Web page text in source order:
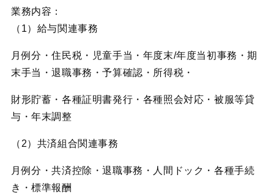
業務内容：
（1）給与関連事務
月例分・住民税・児童手当・年度末/年度当初事務・期
末手当・退職事務・予算確認・所得税・
財形貯蓄・各種証明書発行・各種照会対応・被服等貸
与・年末調整
（2）共済組合関連事務
月例分・共済控除・退職事務・人間ドック・各種手続
き・標準報酬